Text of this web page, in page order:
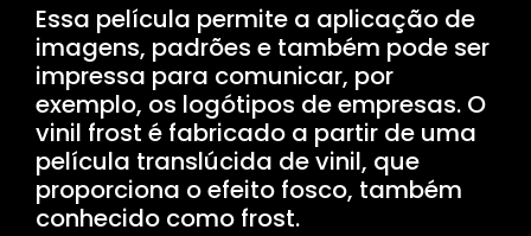
Essa película permite a aplicação de
imagens, padrões e também pode ser
impressa para comunicar, por
exemplo, os logótipos de empresas. O
vinil frost é fabricado a partir de uma
película translúcida de vinil, que
proporciona o efeito fosco, também
conhecido como frost.